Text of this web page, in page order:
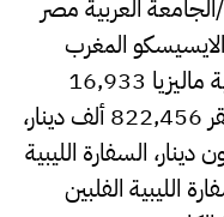
الجامعة العربية مصر
الايسيسكو المغرب
260,894 ألف دينار، السفارة الليبية ماليزيا 16,933
مليون دينار، السفارة الليبية مدغشقر 822,456 ألف دينار،
البرازيل 1,451 مليون دينار، السفارة الليبية
السفارة الليبية الفلبين